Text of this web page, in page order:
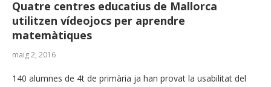
Quatre centres educatius de Mallorca
utilitzen vídeojocs per aprendre
matemàtiques
maig 2, 2016
140 alumnes de 4t de primària ja han provat la usabilitat del